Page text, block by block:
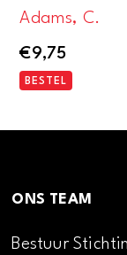
Adams, C.
€9,75
BESTEL
ONS TEAM
Bestuur